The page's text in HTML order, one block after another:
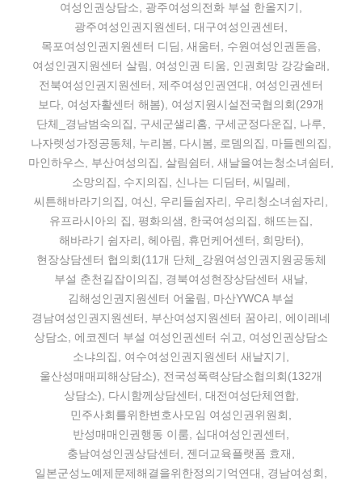
여성인권상담소, 광주여성의전화 부설 한올지기,
광주여성인권지원센터, 대구여성인권센터,
목포여성인권지원센터 디딤, 새움터, 수원여성인권돋음,
여성인권지원센터 살림, 여성인권 티움, 인권희망 강강술래,
전북여성인권지원센터, 제주여성인권연대, 여성인권센터
보다, 여성자활센터 해봄), 여성지원시설전국협의회(29개
단체_경남범숙의집, 구세군샐리홈, 구세군정다운집, 나루,
나자렛성가정공동체, 누리봄, 다시봄, 로뎀의집, 마들렌의집,
마인하우스, 부산여성의집, 살림쉼터, 새날을여는청소녀쉼터,
소망의집, 수지의집, 신나는 디딤터, 씨밀레,
씨튼해바라기의집, 여신, 우리들쉼자리, 우리청소녀쉼자리,
유프라시아의 집, 평화의샘, 한국여성의집, 해뜨는집,
해바라기 쉼자리, 헤아림, 휴먼케어센터, 희망터),
현장상담센터 협의회(11개 단체_강원여성인권지원공동체
부설 춘천길잡이의집, 경북여성현장상담센터 새날,
김해성인권지원센터 어울림, 마산YWCA 부설
경남여성인권지원센터, 부산여성지원센터 꿈아리, 에이레네
상담소, 에코젠더 부설 여성인권센터 쉬고, 여성인권상담소
소냐의집, 여수여성인권지원센터 새날지기,
울산성매매피해상담소), 전국성폭력상담소협의회(132개
상담소), 다시함께상담센터, 대전여성단체연합,
민주사회를위한변호사모임 여성인권위원회,
반성매매인권행동 이룸, 십대여성인권센터,
충남여성인권상담센터, 젠더교육플랫폼 효재,
일본군성노예제문제해결을위한정의기억연대, 경남여성회,